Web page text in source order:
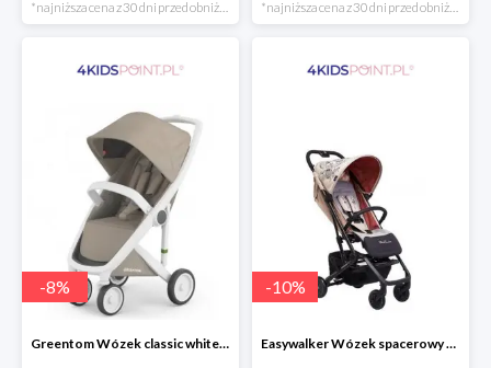
-8%
Greentom Wózek classic white-sand
-10%
Easywalker Wózek spacerowy z osłonką przeciwdeszczową Buggy XS Minnie Ornament Disney